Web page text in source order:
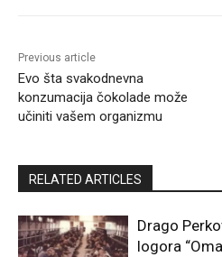
Previous article
Evo šta svakodnevna
konzumacija čokolade može
učiniti vašem organizmu
RELATED ARTICLES
Drago
logora